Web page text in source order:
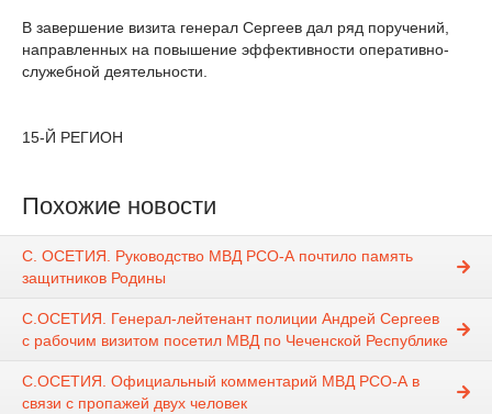
В завершение визита генерал Сергеев дал ряд поручений,
направленных на повышение эффективности оперативно-
служебной деятельности.
15-Й РЕГИОН
Похожие новости
С. ОСЕТИЯ. Руководство МВД РСО-А почтило память
защитников Родины
С.ОСЕТИЯ. Генерал-лейтенант полиции Андрей Сергеев
с рабочим визитом посетил МВД по Чеченской Республике
С.ОСЕТИЯ. Официальный комментарий МВД РСО-А в
связи с пропажей двух человек